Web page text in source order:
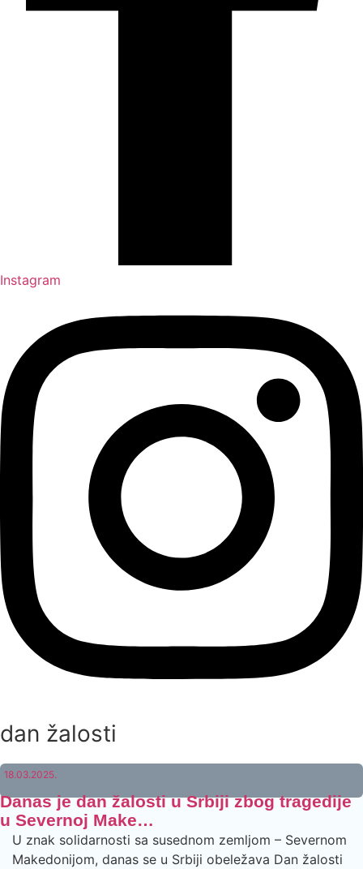
Instagram
dan žalosti
18.03.2025.
Danas je dan žalosti u Srbiji zbog tragedije
u Severnoj Make…
U znak solidarnosti sa susednom zemljom – Severnom
Makedonijom, danas se u Srbiji obeležava Dan žalosti